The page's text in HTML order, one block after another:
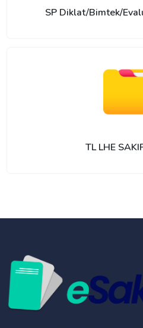
SP Diklat/Bimtek/
TL LHE